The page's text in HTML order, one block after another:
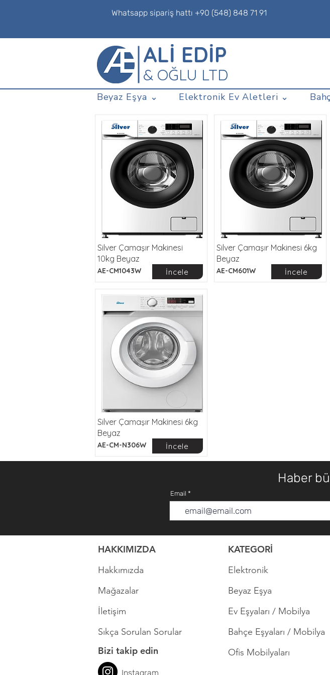
Whatsapp sipariş hattı +90 (548) 848 71 91
ALİ EDİP
& OĞLU LTD
Beyaz Eşya ⌄ Elektronik Ev Aletleri ⌄
Silver Çamaşır Makinesi
10kg Beyaz
AE-CM1043W İncele
Silver Çamaşır Makinesi 6kg
Beyaz
AE-CM-N306W İncele
Silver Çamaşır Makinesi 6kg
Beyaz
AE-CM601W İncele
Haber
Email
HAKKIMIZDA
Hakkımızda
Mağazalar
İletişim
Sıkça Sorulan Sorular
Bizi takip edin
Instagram
KATEGORİ
Elektronik
Beyaz Eşya
Ev Eşyaları / Mobilya
Bahçe Eşyaları / Mobilya
Ofis Mobilyaları